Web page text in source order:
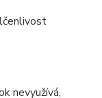
nevyužívá,